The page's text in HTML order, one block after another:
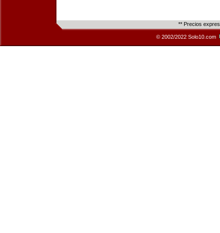
** Precios
© 2002/2022 Solo10.com